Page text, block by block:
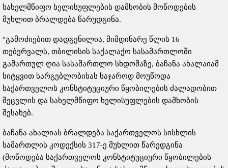
სახელმწიფო ხელისუფლების დამხობის მოწოდების
მუხლით ბრალდება წარუდგინა.
"გამოძიებით დადგენილია, მიმდინარე წლის 16
თებერვალს, თბილისის საქალაქო სასამართლოში
გამართულ ღია სასამართლო სხდომაზე, ბაჩანა ახალაიამ
სიტყვით სარგებლობისას საჯაროდ მოუწოდა
საქართველოს კონსტიტუციური წყობილების ძალადობით
შეცვლის და სახელმწიფო ხელისუფლების დამხობის
შესახებ.
ბაჩანა ახალიას ბრალდება საქართველოს სისხლის
სამართლის კოდექსის 317-ე მუხლით წარედგინა
(მოწოდება საქართველოს კონსტიტუციური წყობილების